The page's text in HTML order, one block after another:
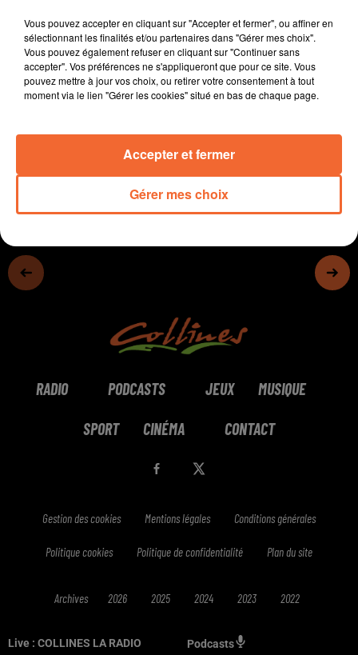
Live : COLLINES LA RADIO Podcasts
- Le Fauteuil rouge donne carte blanche à Sandrine
Bourreau ce jeudi soir à 20h
- Foot : les chamois jouent ce soir à Rodez en
championnat, alors que Cholet basket joue à Porto en
RADIO PODCASTS JEUX MUSIQUE
SPORT CINÉMA CONTACT
Gestion des cookies Mentions légales Conditions générales
Politique cookies Politique de confidentialité Plan du site
Archives 2026 2025 2024 2023 2022
Vous pouvez accepter en cliquant sur "Accepter et fermer", ou affiner en
sélectionnant les finalités et/ou partenaires dans "Gérer mes choix".
Vous pouvez également refuser en cliquant sur "Continuer sans
accepter". Vos préférences ne s'appliqueront que pour ce site. Vous
pouvez mettre à jour vos choix, ou retirer votre consentement à tout
moment via le lien "Gérer les cookies" situé en bas de chaque page.
Gérer mes choix
Accepter et fermer